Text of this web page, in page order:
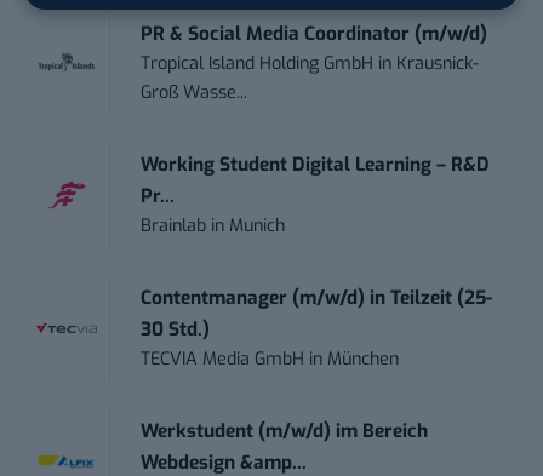
PR & Social Media Coordinator (m/w/d)
Tropical Island Holding GmbH in Krausnick-
Groß Wasse...
Working Student Digital Learning – R&D
Pr...
Brainlab in Munich
Contentmanager (m/w/d) in Teilzeit (25-
30 Std.)
TECVIA Media GmbH in München
Werkstudent (m/w/d) im Bereich
Webdesign &amp...